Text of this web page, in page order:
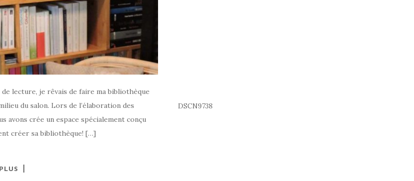
lecture, je rêvais de faire ma bibliothèque
du salon. Lors de l’élaboration des
avons crée un espace spécialement conçu
créer sa bibliothèque! […]
DSCN9738